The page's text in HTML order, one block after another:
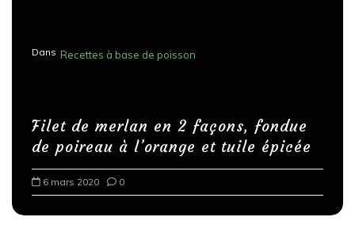
Dans Recettes à base de poisson
Filet de merlan en 2 façons, fondue
de poireau à l’orange et tuile épicée
6 mars 2020 0